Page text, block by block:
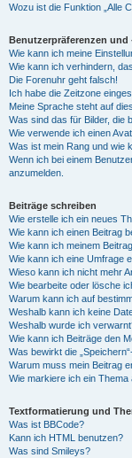
Wozu ist die Funktion „Alle
Benutzerpräferenzen und
Wie kann ich meine
Wie kann ich verhindern,
Die Forenuhr geht falsch!
Ich habe die Zeitzone
Meine Sprache steht auf
Was sind das für Bilder, die
Wie verwende ich einen
Was ist mein Rang und wie
Wenn ich bei einem
anzumelden.
Beiträge schreiben
Wie erstelle ich ein neues
Wie kann ich einen Beitrag
Wie kann ich meinem
Wie kann ich eine Umfrage
Wieso kann ich nicht mehr
Wie bearbeite oder lösche
Warum kann ich auf
Weshalb kann ich keine
Weshalb wurde ich
Wie kann ich Beiträge den
Was bewirkt die
Warum muss mein Beitrag
Wie markiere ich ein Thema
Textformatierung und
Was ist BBCode?
Kann ich HTML benutzen?
Was sind Smileys?